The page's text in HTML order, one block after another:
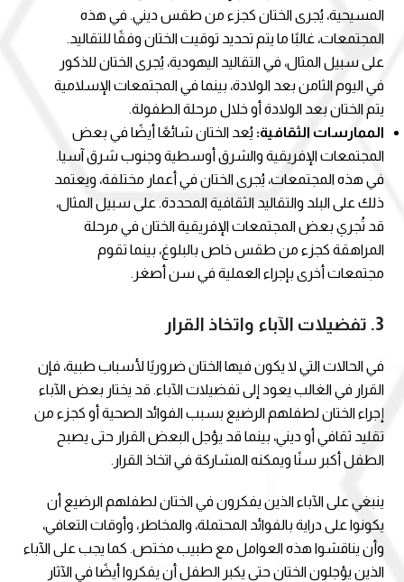
المسيحية، يُجرى الختان كجزء من طقس ديني. في هذه
المجتمعات، غالبًا ما يتم تحديد توقيت الختان وفقًا للتقاليد.
على سبيل المثال، في التقاليد اليهودية، يُجرى الختان للذكور
في اليوم الثامن بعد الولادة، بينما في المجتمعات الإسلامية
يتم الختان بعد الولادة أو خلال مرحلة الطفولة.
الممارسات الثقافية: يُعد الختان شائعًا أيضًا في بعض
المجتمعات الإفريقية والشرق أوسطية وجنوب شرق آسيا.
في هذه المجتمعات، يُجرى الختان في أعمار مختلفة، ويعتمد
ذلك على البلد والتقاليد الثقافية المحددة. على سبيل المثال،
قد تُجري بعض المجتمعات الإفريقية الختان في مرحلة
المراهقة كجزء من طقس خاص بالبلوغ، بينما تقوم
مجتمعات أخرى بإجراء العملية في سن أصغر.
3. تفضيلات الآباء واتخاذ القرار
في الحالات التي لا يكون فيها الختان ضروريًا لأسباب طبية، فإن
القرار في الغالب يعود إلى تفضيلات الآباء. قد يختار بعض الآباء
إجراء الختان لطفلهم الرضيع بسبب الفوائد الصحية أو كجزء من
تقليد ثقافي أو ديني، بينما قد يؤجل البعض القرار حتى يصبح
الطفل أكبر سنًا ويمكنه المشاركة في اتخاذ القرار.
ينبغي على الآباء الذين يفكرون في الختان لطفلهم الرضيع أن
يكونوا على دراية بالفوائد المحتملة، والمخاطر، وأوقات التعافي،
وأن يناقشوا هذه العوامل مع طبيب مختص. كما يجب على الآباء
الذين يؤجلون الختان حتى يكبر الطفل أن يفكروا أيضًا في الآثار